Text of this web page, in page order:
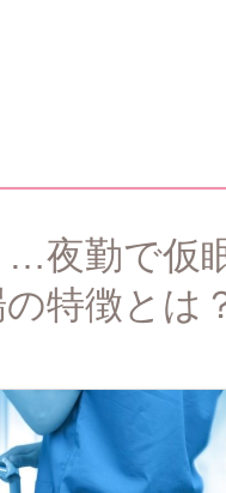
夜勤で仮
特徴とは